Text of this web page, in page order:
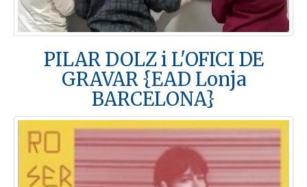
PILAR DOLZ i L'OFICI DE
GRAVAR {EAD Lonja
BARCELONA}